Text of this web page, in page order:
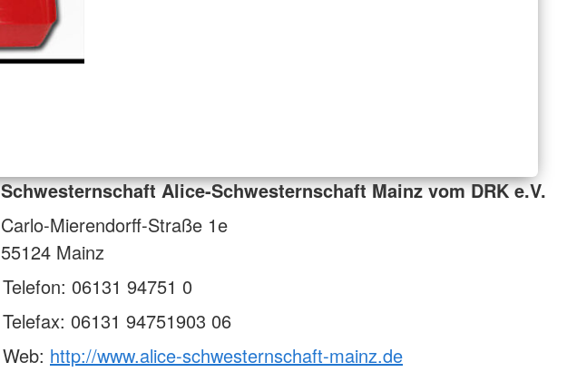
Schwesternschaft Alice-Schwesternschaft Mainz vom DRK e.V.
Carlo-Mierendorff-Straße 1e
55124 Mainz
Telefon: 06131 94751 0
Telefax: 06131 94751903 06
Web: http://www.alice-schwesternschaft-mainz.de